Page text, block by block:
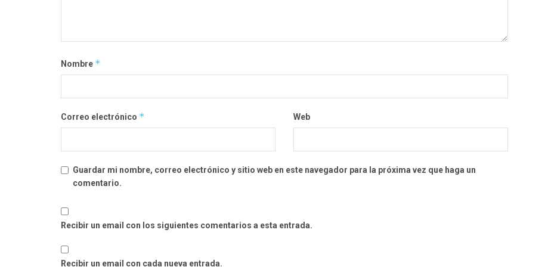
Nombre *
Correo electrónico * Web
Guardar mi nombre, correo electrónico y sitio web en este navegador para la próxima vez que haga un
comentario.
Recibir un email con los siguientes comentarios a esta entrada.
Recibir un email con cada nueva entrada.